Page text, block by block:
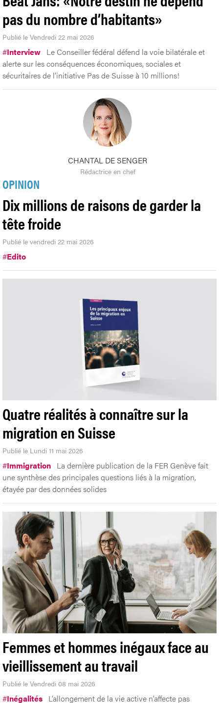
pas du nombre d’habitants»
Publié le Vendredi 22 mai 2026
#Interview Le Conseiller fédéral défend la voie bilatérale et
alerte sur les conséquences économiques, sociales et
sécuritaires de l’initiative Pas de Suisse à 10 millions!
CHANTAL DE SENGER
Rédactrice en chef
OPINION
Dix millions de raisons de garder la
tête froide
Publié le vendredi 22 mai 2026
#Edito
Quatre réalités à connaître sur la
migration en Suisse
Publié le Lundi 11 mai 2026
#Immigration La dernière publication de la FER Genève fait
une synthèse des principales questions liés à la migration,
étayée par des données solides
Femmes et hommes inégaux face au
vieillissement au travail
Publié le Vendredi 08 mai 2026
#Inégalités L’allongement de la vie active n’affecte pas